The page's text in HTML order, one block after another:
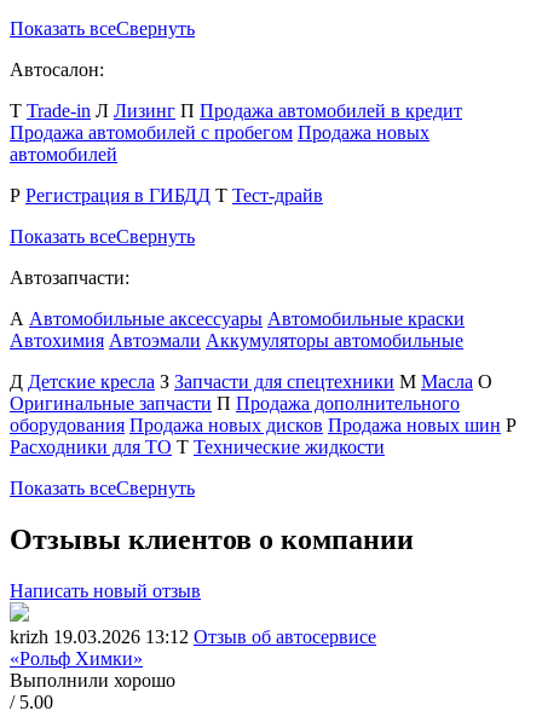
Показать всеСвернуть
Автосалон:
T Trade-in Л Лизинг П Продажа автомобилей в кредит
Продажа автомобилей с пробегом Продажа новых
автомобилей
Р Регистрация в ГИБДД Т Тест-драйв
Показать всеСвернуть
Автозапчасти:
А Автомобильные аксессуары Автомобильные краски
Автохимия Автоэмали Аккумуляторы автомобильные
Д Детские кресла З Запчасти для спецтехники М Масла О
Оригинальные запчасти П Продажа дополнительного
оборудования Продажа новых дисков Продажа новых шин Р
Расходники для ТО Т Технические жидкости
Показать всеСвернуть
Отзывы клиентов о компании
Написать новый отзыв
krizh 19.03.2026 13:12 Отзыв об автосервисе
«Рольф Химки»
Выполнили хорошо
/ 5.00